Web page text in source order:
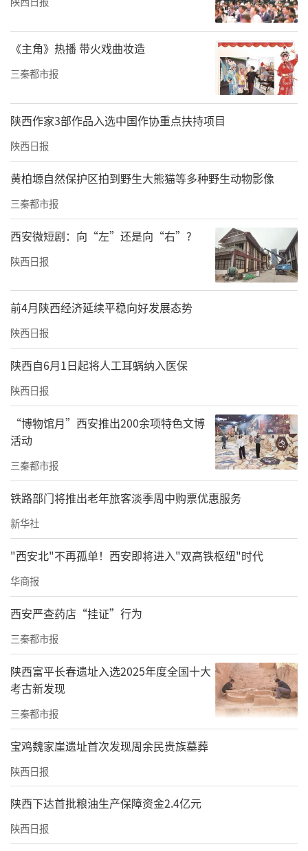
《主角》热播 带火戏曲妆造
三秦都市报
陕西作家3部作品入选中国作协重点扶持项目
陕西日报
黄柏塬自然保护区拍到野生大熊猫等多种野生动物影像
三秦都市报
西安微短剧：向“左”还是向“右”?
陕西日报
前4月陕西经济延续平稳向好发展态势
陕西日报
陕西自6月1日起将人工耳蜗纳入医保
陕西日报
“博物馆月”西安推出200余项特色文博
活动
三秦都市报
铁路部门将推出老年旅客淡季周中购票优惠服务
新华社
"西安北"不再孤单！西安即将进入"双高铁枢纽"时代
华商报
西安严查药店“挂证”行为
三秦都市报
陕西富平长春遗址入选2025年度全国十大
考古新发现
三秦都市报
宝鸡魏家崖遗址首次发现周余民贵族墓葬
陕西日报
陕西下达首批粮油生产保障资金2.4亿元
陕西日报